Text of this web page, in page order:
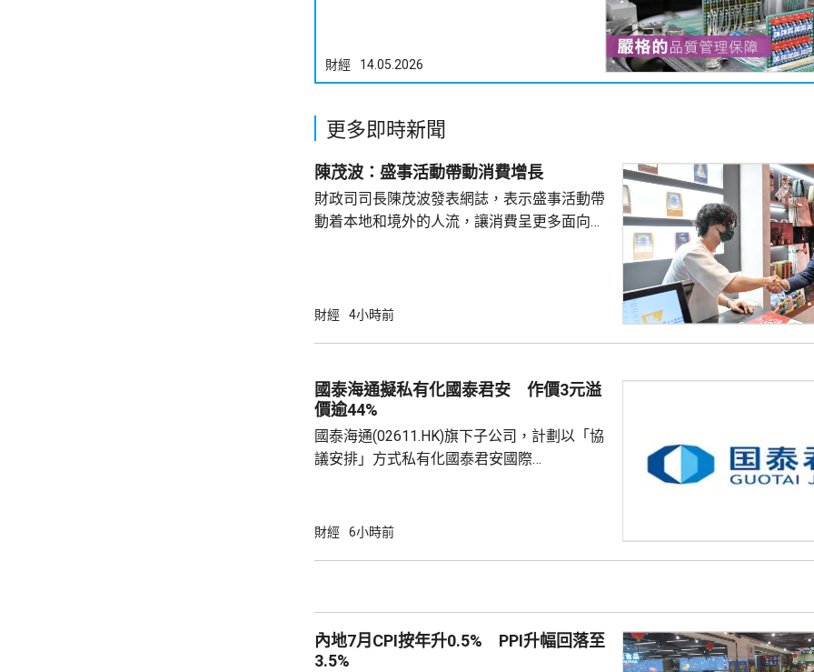
財經 14.05.2026
更多即時新聞
陳茂波：盛事活動帶動消費增長
財政司司長陳茂波發表網誌，表示盛事活動帶
動着本地和境外的人流，讓消費呈更多面向的
億元，有啟德附近的食肆指期間的生意增長了
示，今年上半年，約有175萬旅客參與超過
130項盛事活動，為香港帶來約58億...
財經 4小時前
國泰海通擬私有化國泰君安 作價3元溢
價逾44%
國泰海通(02611.HK)旗下子公司，計劃以「協
議安排」方式私有化國泰君安國際
部剩餘普通股，以實現後者私有化退市。同
控持股約73.9%。按此計算，收購剩餘股權所
需對價約為75億港元...
財經 6小時前
內地7月CPI按年升0.5% PPI升幅回落至
3.5%